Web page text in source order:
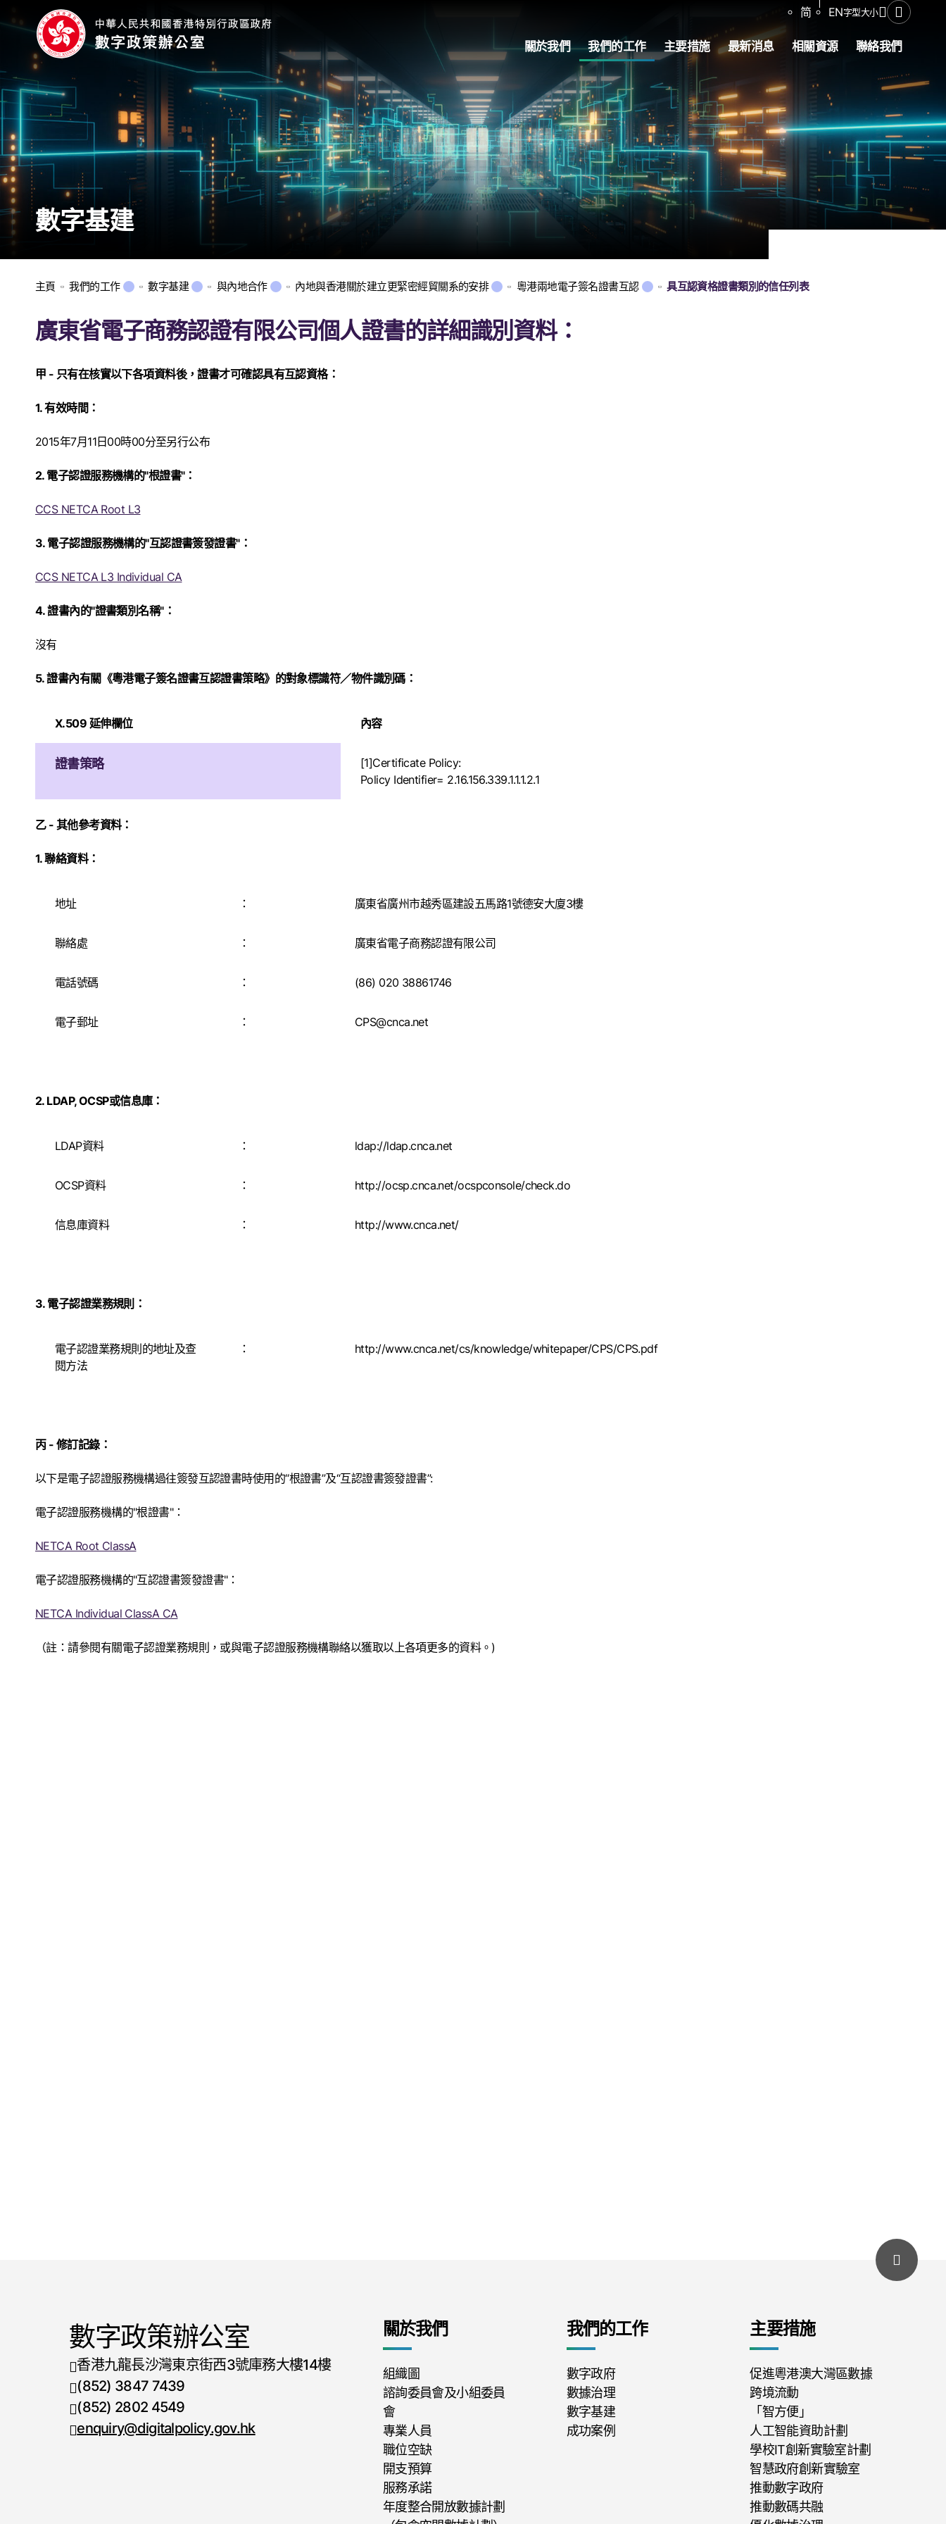
简 EN字型大小分享開啟搜尋
關於我們 我們的工作 主要措施 最新消息 相關資源 聯絡我們
數字基建
主頁 我們的工作 數字基建 與內地合作 內地與香港關於建立更緊密經貿關系的安排 粵港兩地電子簽名證書互認 具互認資格證書類別的信任列表
廣東省電子商務認證有限公司個人證書的詳細識別資料：
甲 - 只有在核實以下各項資料後，證書才可確認具有互認資格：
1. 有效時間：
2015年7月11日00時00分至另行公布
2. 電子認證服務機構的"根證書"：
CCS NETCA Root L3
3. 電子認證服務機構的"互認證書簽發證書"：
CCS NETCA L3 Individual CA
4. 證書內的"證書類別名稱"：
沒有
5. 證書內有關《粵港電子簽名證書互認證書策略》的對象標識符／物件識別碼：
X.509 延伸欄位 內容
證書策略
[1]Certificate Policy:
Policy Identifier= 2.16.156.339.1.1.1.2.1
乙 - 其他參考資料：
1. 聯絡資料：
地址 ： 廣東省廣州市越秀區建設五馬路1號德安大廈3樓
聯絡處 ： 廣東省電子商務認證有限公司
電話號碼 ： (86) 020 38861746
電子郵址 ： CPS@cnca.net
2. LDAP, OCSP或信息庫：
LDAP資料 ： ldap://ldap.cnca.net
OCSP資料 ： http://ocsp.cnca.net/ocspconsole/check.do
信息庫資料 ： http://www.cnca.net/
3. 電子認證業務規則：
電子認證業務規則的地址及查
閱方法
： http://www.cnca.net/cs/knowledge/whitepaper/CPS/CPS.pdf
丙 - 修訂記錄：
以下是電子認證服務機構過往簽發互認證書時使用的“根證書”及“互認證書簽發證書”:
電子認證服務機構的"根證書"：
NETCA Root ClassA
電子認證服務機構的"互認證書簽發證書"：
NETCA Individual ClassA CA
（註：請參閱有關電子認證業務規則，或與電子認證服務機構聯絡以獲取以上各項更多的資料。)
數字政策辦公室
香港九龍長沙灣東京街西3號庫務大樓14樓
電話號碼
(852) 3847 7439
傳真號碼
(852) 2802 4549
enquiry@digitalpolicy.gov.hk
關於我們
組織圖
諮詢委員會及小組委員
會
專業人員
職位空缺
開支預算
服務承諾
年度整合開放數據計劃
我們的工作
數字政府
數據治理
數字基建
成功案例
主要措施
促進粵港澳大灣區數據
跨境流動
「智方便」
人工智能資助計劃
學校IT創新實驗室計劃
智慧政府創新實驗室
推動數字政府
推動數碼共融